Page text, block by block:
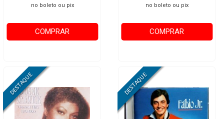
no boleto ou pix
COMPRAR
no boleto ou pix
COMPRAR